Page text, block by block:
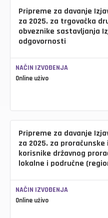
Pripreme za davanje
za 2025. za trgovačka
obveznike sastavljanja
odgovornosti
NAČIN IZVOĐENJA
Online uživo
Pripreme za davanje
za 2025. za
korisnike državnog
lokalne i područne
NAČIN IZVOĐENJA
Online uživo